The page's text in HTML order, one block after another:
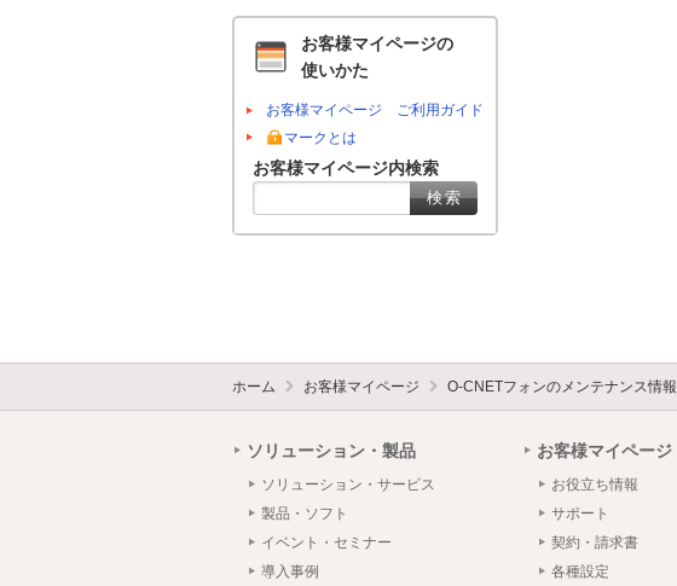
お客様マイページの
使いかた
お客様マイページ ご利用ガイド
マークとは
お客様マイページ内検索
ホーム お客様マイページ O-CNETフォンのメンテナンス情報
ソリューション・製品
ソリューション・サービス
製品・ソフト
イベント・セミナー
導入事例
お客様マイページ
お役立ち情報
サポート
契約・請求書
各種設定